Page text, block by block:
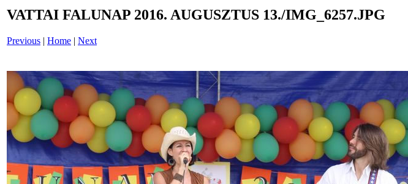
VATTAI FALUNAP 2016. AUGUSZTUS 13./IMG_6257.JPG
Previous | Home | Next